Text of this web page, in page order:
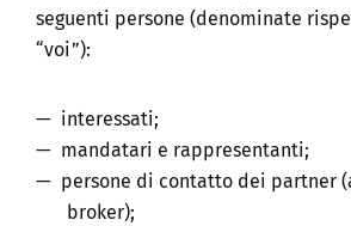
seguenti persone (denominate
“voi”):
interessati;
mandatari e rappresentanti;
persone di contatto dei partner
broker);